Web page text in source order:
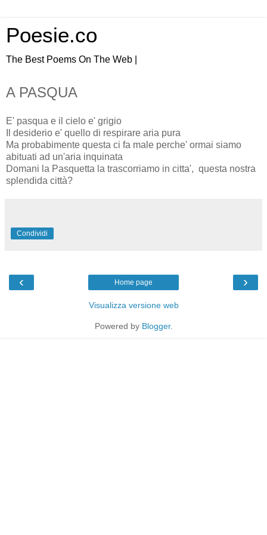
Poesie.co
The Best Poems On The Web |
A PASQUA
E' pasqua e il cielo e' grigio
Il desiderio e' quello di respirare aria pura
Ma probabimente questa ci fa male perche' ormai siamo
abituati ad un'aria inquinata
Domani la Pasquetta la trascorriamo in citta', questa nostra
splendida città?
Condividi
‹ ›
Home page
Visualizza versione web
Powered by Blogger.